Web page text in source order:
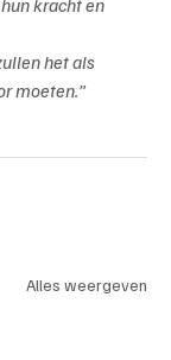
het als
moeten.”
Alles weergeven